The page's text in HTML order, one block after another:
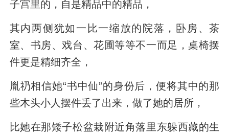
子宫里的，自是精品中的精品，
其内两侧犹如一比一缩放的院落，卧房、茶
室、书房、戏台、花圃等等不一而足，桌椅摆
件更是精细齐全，
胤礽相信她“书中仙”的身份后，便将其中的那
些木头小人摆件丢了出来，做了她的居所，
比她在那矮子松盆栽附近角落里东躲西藏的生